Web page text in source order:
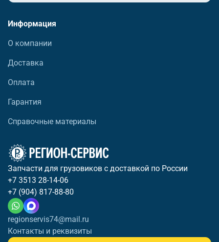
Информация
О компании
Доставка
Оплата
Гарантия
Справочные материалы
Запчасти для грузовиков с доставкой по России
+7 3513 28-14-06
+7 (904) 817-88-80
regionservis74@mail.ru
Контакты и реквизиты